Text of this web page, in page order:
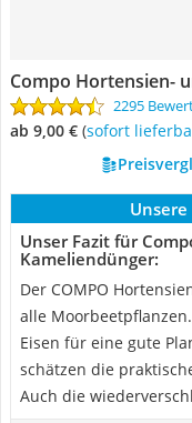
Compo Hortensien-
2295
ab 9,00 € ( Sofort
Unser Fazit für
Kameliendünger:
Der COMPO
alle
Eisen für eine gute
schätzen die
Auch die